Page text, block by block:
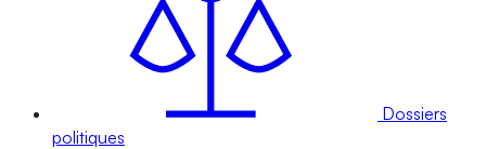
Dossiers
politiques